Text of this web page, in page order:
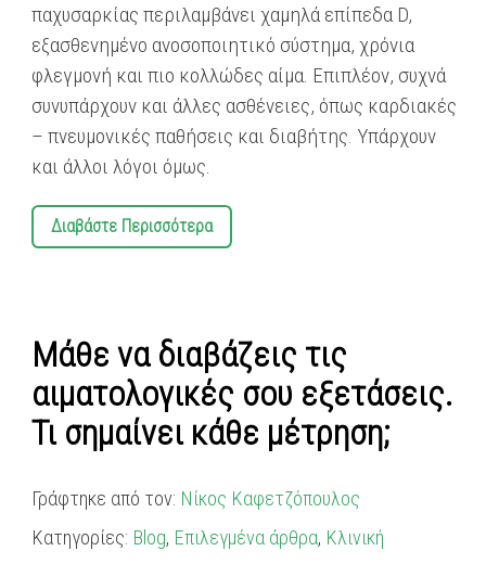
παχυσαρκίας περιλαμβάνει χαμηλά επίπεδα D,
εξασθενημένο ανοσοποιητικό σύστημα, χρόνια
φλεγμονή και πιο κολλώδες αίμα. Επιπλέον, συχνά
συνυπάρχουν και άλλες ασθένειες, όπως καρδιακές
– πνευμονικές παθήσεις και διαβήτης. Υπάρχουν
και άλλοι λόγοι όμως.
Διαβάστε Περισσότερα
Μάθε να διαβάζεις τις
αιματολογικές σου εξετάσεις.
Τι σημαίνει κάθε μέτρηση;
Γράφτηκε από τον: Νίκος Καφετζόπουλος
Κατηγορίες: Blog, Επιλεγμένα άρθρα, Κλινική